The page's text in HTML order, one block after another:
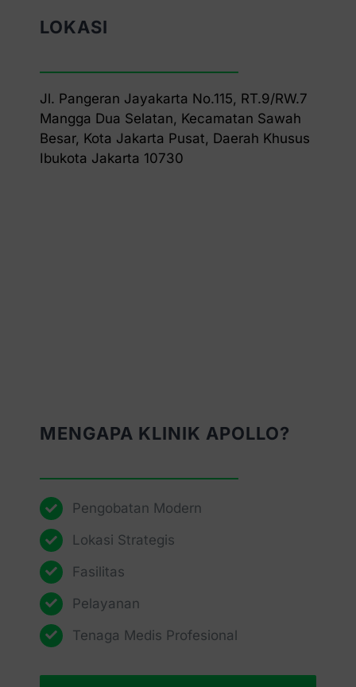
LOKASI
Jl. Pangeran Jayakarta No.115, RT.9/RW.7
Mangga Dua Selatan, Kecamatan Sawah
Besar, Kota Jakarta Pusat, Daerah Khusus
Ibukota Jakarta 10730
MENGAPA KLINIK APOLLO?
Pengobatan Modern
Lokasi Strategis
Fasilitas
Pelayanan
Tenaga Medis Profesional